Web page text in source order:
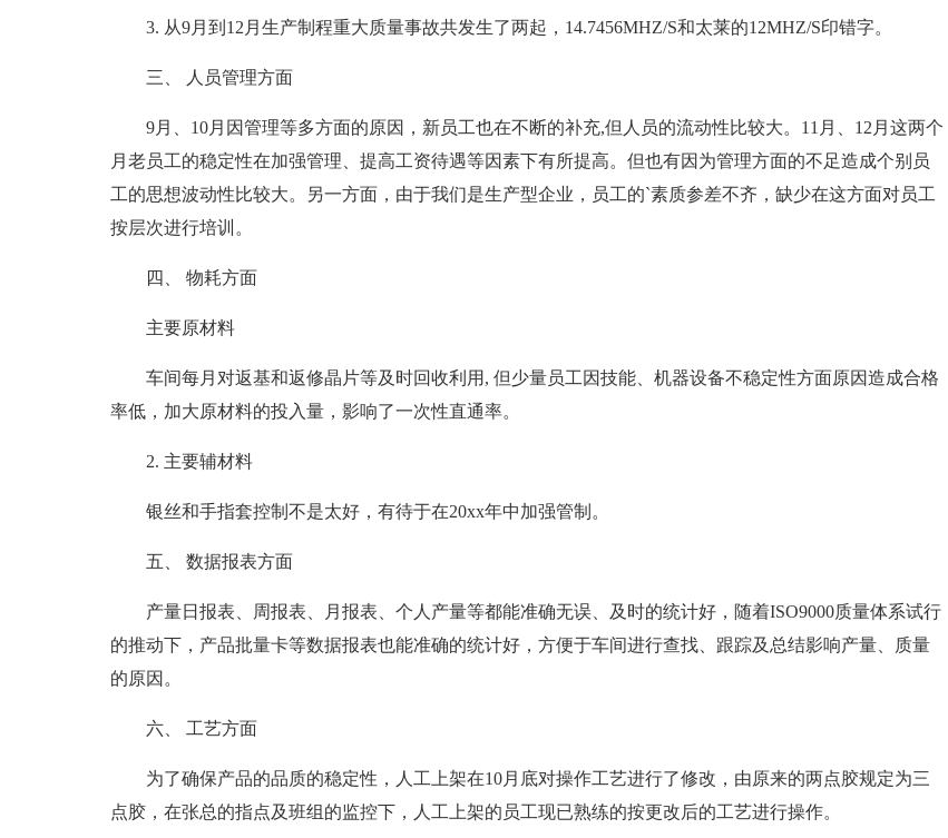
3. 从9月到12月生产制程重大质量事故共发生了两起，14.7456MHZ/S和太莱的12MHZ/S印错字。
三、 人员管理方面
9月、10月因管理等多方面的原因，新员工也在不断的补充,但人员的流动性比较大。11月、12月这两个
月老员工的稳定性在加强管理、提高工资待遇等因素下有所提高。但也有因为管理方面的不足造成个别员
工的思想波动性比较大。另一方面，由于我们是生产型企业，员工的`素质参差不齐，缺少在这方面对员工
按层次进行培训。
四、 物耗方面
主要原材料
车间每月对返基和返修晶片等及时回收利用, 但少量员工因技能、机器设备不稳定性方面原因造成合格
率低，加大原材料的投入量，影响了一次性直通率。
2. 主要辅材料
银丝和手指套控制不是太好，有待于在20xx年中加强管制。
五、 数据报表方面
产量日报表、周报表、月报表、个人产量等都能准确无误、及时的统计好，随着ISO9000质量体系试行
的推动下，产品批量卡等数据报表也能准确的统计好，方便于车间进行查找、跟踪及总结影响产量、质量
的原因。
六、 工艺方面
为了确保产品的品质的稳定性，人工上架在10月底对操作工艺进行了修改，由原来的两点胶规定为三
点胶，在张总的指点及班组的监控下，人工上架的员工现已熟练的按更改后的工艺进行操作。